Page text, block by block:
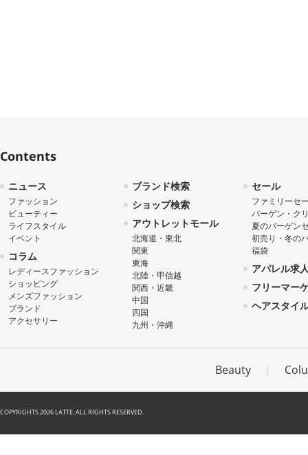
Contents
ニュース
ファッション
ビューティー
ライフスタイル
イベント
コラム
レディースファッション
ショッピング
メンズファッション
ブランド
アクセサリー
ブランド検索
ショップ検索
アウトレットモール
北海道・東北
関東
東海
北陸・甲信越
関西・近畿
中国
四国
九州・沖縄
セール
ファミリーセ
バーゲン・ク
夏のバーゲン
初売り・冬の
福袋
アパレル求
フリーマー
ヘアスタイ
Beauty
COPYRIGHTS 2026 LATTE. ALL RIGHTS RESERVED.